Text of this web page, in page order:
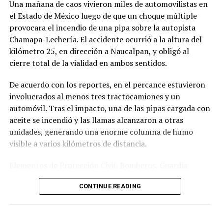
Una mañana de caos vivieron miles de automovilistas en
el Estado de México luego de que un choque múltiple
provocara el incendio de una pipa sobre la autopista
Chamapa-Lechería. El accidente ocurrió a la altura del
kilómetro 25, en dirección a Naucalpan, y obligó al
cierre total de la vialidad en ambos sentidos.
De acuerdo con los reportes, en el percance estuvieron
involucrados al menos tres tractocamiones y un
automóvil. Tras el impacto, una de las pipas cargada con
aceite se incendió y las llamas alcanzaron a otras
unidades, generando una enorme columna de humo
visible a varios kilómetros de distancia.
Nacional y personal de CAPUFE desplegaron un amplio
operativo para sofocar el fuego, retirar los vehículos
CONTINUE READING